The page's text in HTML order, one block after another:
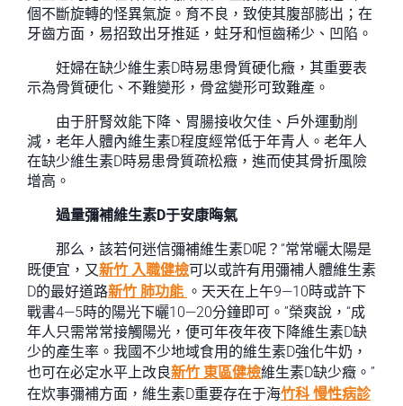
個不斷旋轉的怪異氣旋。育不良，致使其腹部膨出；在
牙齒方面，易招致出牙推延，蛀牙和恒齒稀少、凹陷。
妊婦在缺少維生素D時易患骨質硬化癥，其重要表
示為骨質硬化、不難變形，骨盆變形可致難產。
由于肝腎效能下降、胃腸接收欠佳、戶外運動削
減，老年人體內維生素D程度經常低于年青人。老年人
在缺少維生素D時易患骨質疏松癥，進而使其骨折風險
增高。
過量彌補維生素D于安康晦氣
那么，該若何迷信彌補維生素D呢？“常常曬太陽是
既便宜，又新竹 入職健檢可以或許有用彌補人體維生素
D的最好道路新竹 肺功能 。天天在上午9—10時或許下
戰書4—5時的陽光下曬10—20分鐘即可。”榮爽說，“成
年人只需常常接觸陽光，便可年夜年夜下降維生素D缺
少的產生率。我國不少地域食用的維生素D強化牛奶，
也可在必定水平上改良新竹 東區健檢維生素D缺少癥。”
在炊事彌補方面，維生素D重要存在于海竹科 慢性病診